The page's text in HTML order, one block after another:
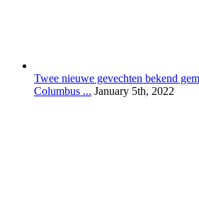
Twee nieuwe gevechten bekend
Columbus ... January 5th, 2022